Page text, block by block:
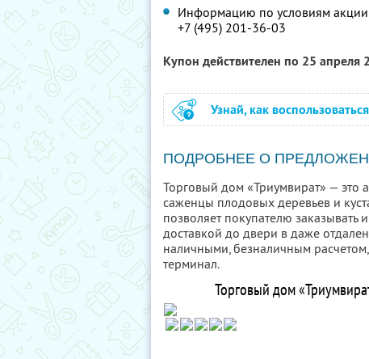
Информацию по условиям
+7 (495) 201-36-03
Купон действителен по 25 апреля
Узнай, как
ПОДРОБНЕЕ О
Торговый дом «Триумвират» — это
саженцы плодовых деревьев и
позволяет покупателю заказывать
доставкой до двери в даже
наличными, безналичным
терминал.
Торговый дом